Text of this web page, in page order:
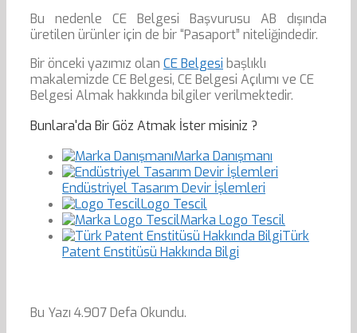
Bu nedenle CE Belgesi Başvurusu AB dışında
üretilen ürünler için de bir “Pasaport” niteliğindedir.
Bir önceki yazımız olan CE Belgesi başlıklı
makalemizde CE Belgesi, CE Belgesi Açılımı ve CE
Belgesi Almak hakkında bilgiler verilmektedir.
Bunlara'da Bir Göz Atmak İster misiniz ?
Marka Danışmanı
Endüstriyel Tasarım Devir İşlemleri
Logo Tescil
Marka Logo Tescil
Türk
Patent Enstitüsü Hakkında Bilgi
Bu Yazı 4.907 Defa Okundu.